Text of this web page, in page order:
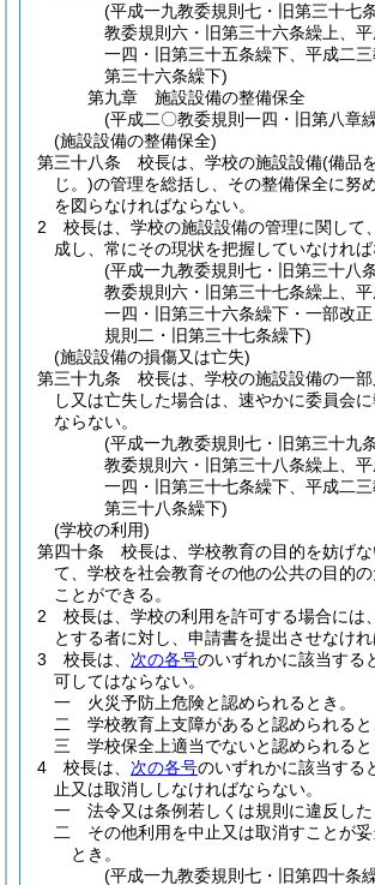
(平成一九教委規則七・旧第三十七
教委規則六・旧第三十六条繰上、平
一四・旧第三十五条繰下、平成二
第三十六条繰下)
第九章
施設設備の整備保全
(平成二〇教委規則一四・旧第八章
(施設設備の整備保全)
第三十八条
校長は、学校の施設設備(備品
じ。)の管理を総括し、その整備保全に努
を図らなければならない。
2
校長は、学校の施設設備の管理に関して
成し、常にその現状を把握していなければ
(平成一九教委規則七・旧第三十八
教委規則六・旧第三十七条繰上、平
一四・旧第三十六条繰下・一部改
規則二・旧第三十七条繰下)
(施設設備の損傷又は亡失)
第三十九条
校長は、学校の施設設備の一
し又は亡失した場合は、速やかに委員会
ならない。
(平成一九教委規則七・旧第三十九
教委規則六・旧第三十八条繰上、平
一四・旧第三十七条繰下、平成二
第三十八条繰下)
(学校の利用)
第四十条
校長は、学校教育の目的を妨げ
て、学校を社会教育その他の公共の目的
ことができる。
2
校長は、学校の利用を許可する場合には
とする者に対し、申請書を提出させなけれ
3
校長は、 次の各号のいずれかに該当する
可してはならない。
一
火災予防上危険と認められるとき。
二
学校教育上支障があると認められると
三
学校保全上適当でないと認められると
4
校長は、 次の各号のいずれかに該当する
止又は取消ししなければならない。
一
法令又は条例若しくは規則に違反した
二
その他利用を中止又は取消すことが
とき。
(平成一九教委規則七・旧第四十条